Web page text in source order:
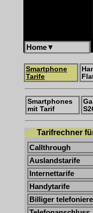
Home▼
Smartphone
Tarife
Smartphones
mit Tarif
Tarifrechner
Callthrough
Auslandstarife
Internettarife
Handytarife
Billiger